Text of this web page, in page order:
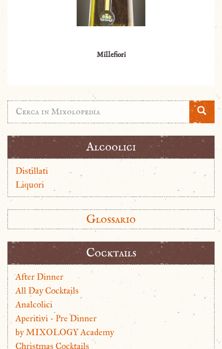
Millefiori
Alcoolici
Distillati
Liquori
Glossario
Cocktails
After Dinner
All Day Cocktails
Analcolici
Aperitivi - Pre Dinner
by MIXOLOGY Academy
Christmas Cocktails